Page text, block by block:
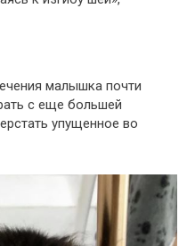
малышка почти
с еще большей
упущенное во